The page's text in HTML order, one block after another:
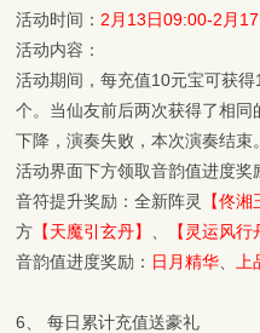
活动时间： 2月13日09:00-2月
活动内容：
活动期间，每充值10元宝可获
个。当仙友前后两次获得了相
下降，演奏失败，本次演奏结
活动界面下方领取音韵值进度奖
音符提升奖励：全新阵灵
【佟湘
方 【天魔引玄丹】 【灵运风行
音韵值进度奖励： 日月精华
6、 每日累计充值送豪礼